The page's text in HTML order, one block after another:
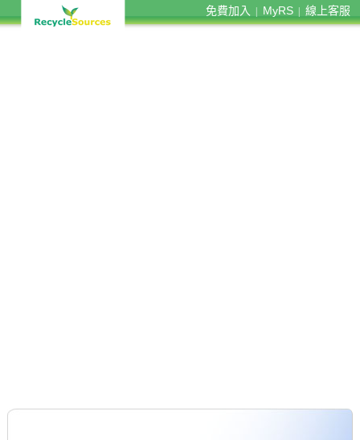
免費加入 MyRS 線上客服